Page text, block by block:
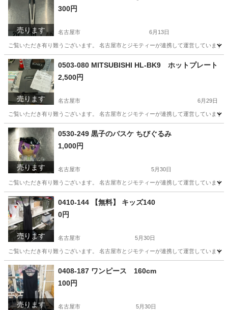
売ります
300円
名古屋市 6月13日
ご覧いただき有り難うございます。 名古屋市とジモティーが連携して運営してい
愛知 名古屋市
売ります
0503-080 MITSUBISHI HL-BK9 ホットプレート
2,500円
名古屋市 6月29日
ご覧いただき有り難うございます。 名古屋市とジモティーが連携して運営してい
愛知 名古屋市 キッチン家電 リユース
売ります
0530-249 黒子のバスケ ちびぐるみ
1,000円
名古屋市 5月30日
ご覧いただき有り難うございます。 名古屋市とジモティーが連携して運営してい
愛知 名古屋市 リユース
売ります
0410-144 【無料】 キッズ140
0円
名古屋市 5月30日
ご覧いただき有り難うございます。 名古屋市とジモティーが連携して運営してい
愛知 名古屋市
売ります
0408-187 ワンピース 160cm
100円
名古屋市 5月30日